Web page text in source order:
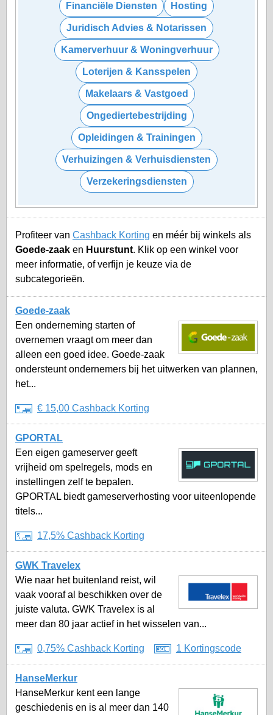
Financiële Diensten Hosting
Juridisch Advies & Notarissen
Kamerverhuur & Woningverhuur
Loterijen & Kansspelen
Makelaars & Vastgoed
Ongediertebestrijding
Opleidingen & Trainingen
Verhuizingen & Verhuisdiensten
Verzekeringsdiensten
Profiteer van Cashback Korting en méér bij winkels als
Goede-zaak en Huurstunt. Klik op een winkel voor
meer informatie, of verfijn je keuze via de
subcategorieën.
Goede-zaak
Een onderneming starten of
overnemen vraagt om meer dan
alleen een goed idee. Goede-zaak
ondersteunt ondernemers bij het uitwerken van plannen,
het...
€ 15,00 Cashback Korting
GPORTAL
Een eigen gameserver geeft
vrijheid om spelregels, mods en
instellingen zelf te bepalen.
GPORTAL biedt gameserverhosting voor uiteenlopende
titels...
17,5% Cashback Korting
GWK Travelex
Wie naar het buitenland reist, wil
vaak vooraf al beschikken over de
juiste valuta. GWK Travelex is al
meer dan 80 jaar actief in het wisselen van...
0,75% Cashback Korting 1 Kortingscode
HanseMerkur
HanseMerkur kent een lange
geschiedenis en is al meer dan 140